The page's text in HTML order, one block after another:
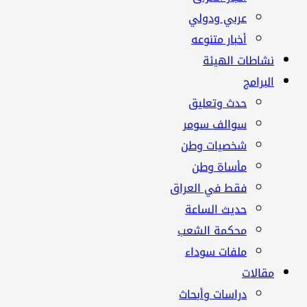
عربي ودولي
أخبار متنوعه
نشاطات الهيئة
البرامج
حدث وتعليق
سوالف سومر
شخصيات وطن
مأساة وطن
فقط في العراق
حديث الساعة
محكمة الشعب
ملفات سوداء
مقالات
دراسات وأبحاث